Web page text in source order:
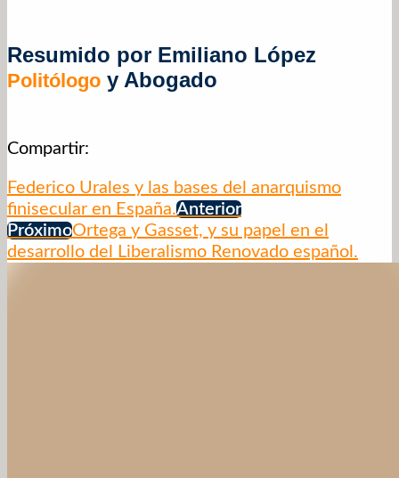
Resumido por Emiliano López
Politólogo y Abogado
Compartir:
Federico Urales y las bases del anarquismo
finisecular en España.Anterior
PróximoOrtega y Gasset, y su papel en el
desarrollo del Liberalismo Renovado español.